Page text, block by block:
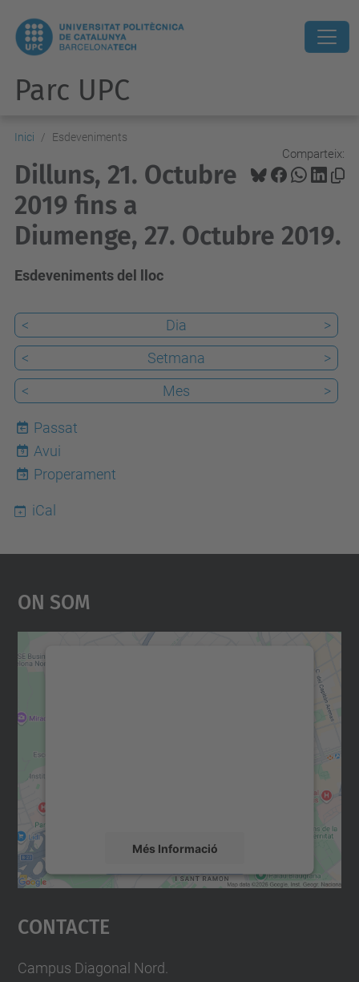
Parc UPC
Inici Esdeveniments
Comparteix:
Dilluns, 21. Octubre
2019 fins a
Diumenge, 27. Octubre 2019.
Esdeveniments del lloc
< Dia
>
<
Setmana
>
<
Mes >
Passat
9
Avui
Properament
iCal
On Som
Més Informació
Accepta
powered by
Contacte
Campus Diagonal Nord.